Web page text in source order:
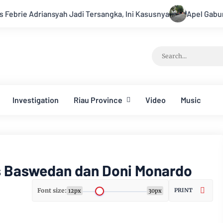
Tersangka, Ini Kasusnya Apel Gabungan Kesiapsiagaan
Investigation Riau Province Video Music
dan Doni Monardo
Font size: 12px 30px PRINT